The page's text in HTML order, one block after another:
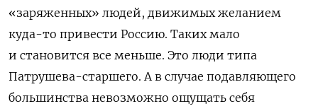
«заряженных» людей, движимых желанием
куда-то привести Россию. Таких мало
и становится все меньше. Это люди типа
Патрушева-старшего. А в случае подавляющего
большинства невозможно ощущать себя